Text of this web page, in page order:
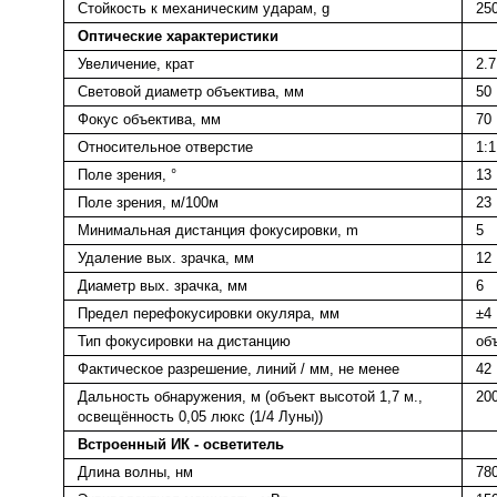
Стойкость к механическим ударам, g
Оптические характеристики
Увеличение, крат
2.7
Световой диаметр объектива, мм
50
Фокус объектива, мм
70
Относительное отверстие
Поле зрения, °
13
Поле зрения, м/100м
23
Минимальная дистанция фокусировки, m
5
Удаление вых. зрачка, мм
12
Диаметр вых. зрачка, мм
6
Предел перефокусировки окуляра, мм
±4
Тип фокусировки на дистанцию
Фактическое разрешение, линий / мм, не менее
42
Дальность обнаружения, м (объект высотой 1,7 м.,
освещённость 0,05 люкс (1/4 Луны))
Встроенный ИК - осветитель
Длина волны, нм